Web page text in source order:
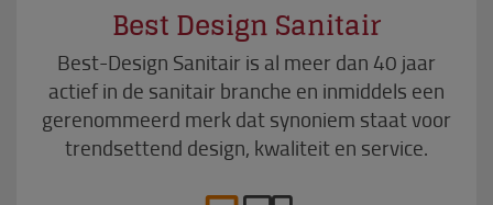
Best Design Sanitair
Best-Design Sanitair is al meer dan 40 jaar
actief in de sanitair branche en inmiddels een
gerenommeerd merk dat synoniem staat voor
trendsettend design, kwaliteit en service.